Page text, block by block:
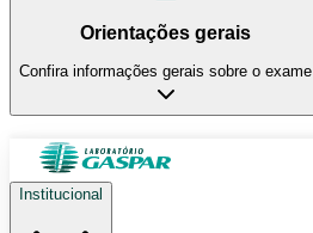
Orientações gerais
Confira informações gerais sobre o exame
Institucional